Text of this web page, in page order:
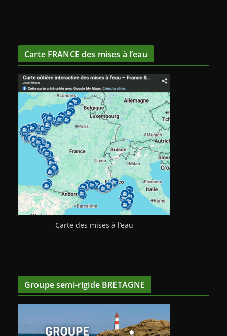
Carte FRANCE des mises à l’eau
Carte des mises à l'eau
Groupe semi-rigide BRETAGNE